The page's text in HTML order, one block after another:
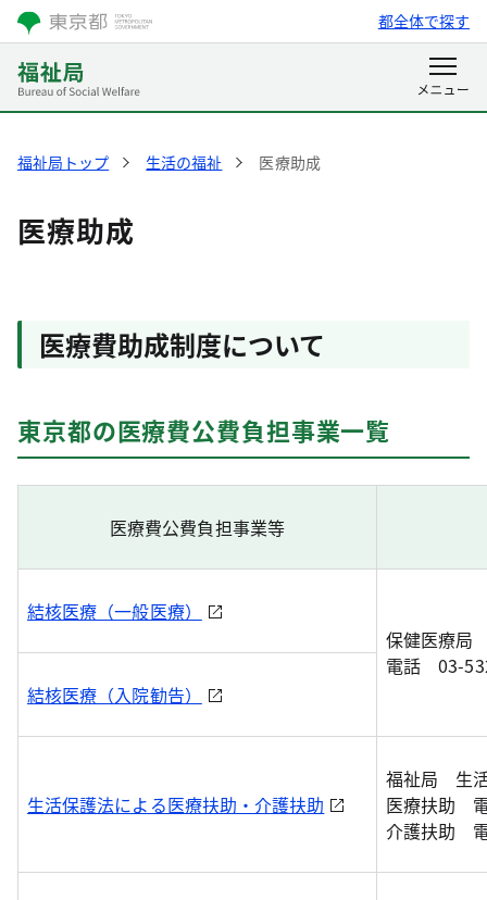
都全体で探す
福祉局トップ 生活の福祉 医療助成
医療助成
医療費助成制度について
東京都の医療費公費負担事業一覧
医療費公費負担事業等
結核医療（一般医療）
保健医療
電話 03-
結核医療（入院勧告）
生活保護法による医療扶助・介護扶助
福祉局 生
医療扶助
介護扶助